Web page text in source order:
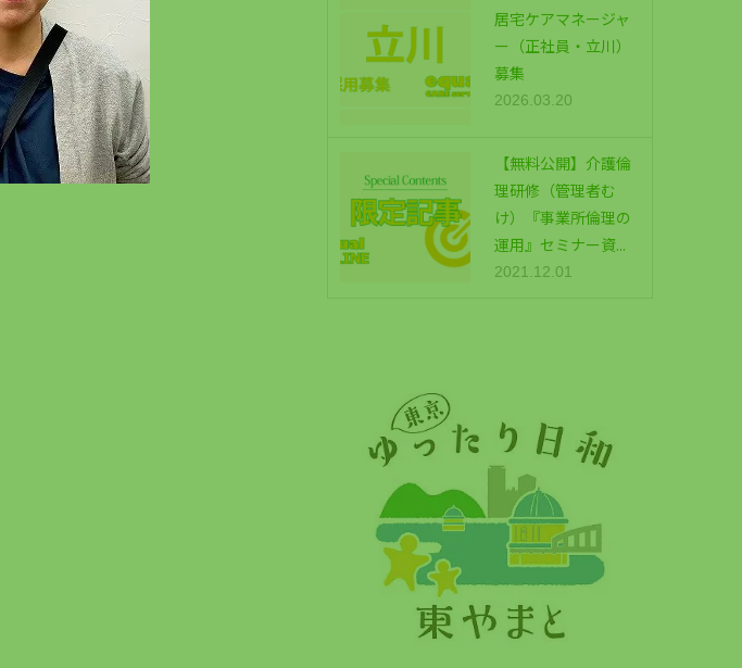
居宅ケアマネージャ
ー（正社員・立川）
募集
2026.03.20
【無料公開】介護倫
理研修（管理者む
け）『事業所倫理の
運用』セミナー資...
2021.12.01